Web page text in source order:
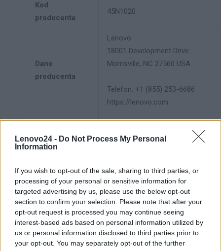
Lenovo24 - Do Not Process My Personal
Information
If you wish to opt-out of the sale, sharing to third parties, or
processing of your personal or sensitive information for
targeted advertising by us, please use the below opt-out
section to confirm your selection. Please note that after your
opt-out request is processed you may continue seeing
interest-based ads based on personal information utilized by
us or personal information disclosed to third parties prior to
your opt-out. You may separately opt-out of the further
Kod
producenta
45N1020
Dane
producenta
Lenovo
18001 Development Drive
Morrisville, NC 27560 USA
Telefon: +1 (855) 253-6686
https://lenovo.com
Podmiot
Lenovo Technology B.V. Sp. z
o.o.
info_pl@lenovo.com
Pomoc
techniczna
https://support.lenovo.com/pl/pl/